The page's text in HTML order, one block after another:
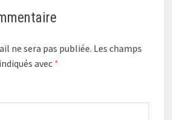
ne sera pas publiée. Les champs
avec *